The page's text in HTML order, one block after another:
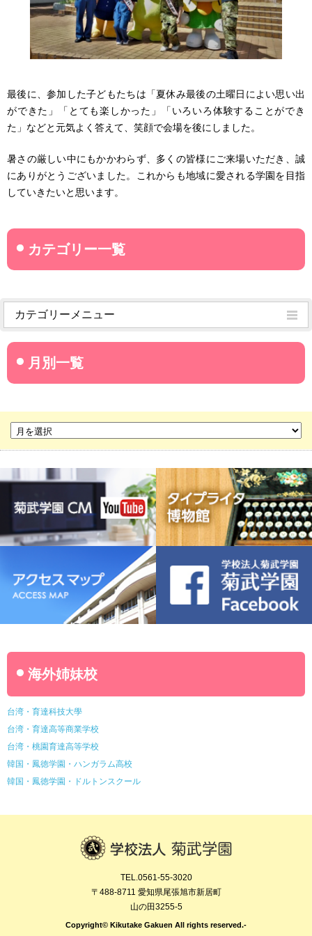
最後に、参加した子どもたちは「夏休み最後の土曜日によい思い出
ができた」「とても楽しかった」「いろいろ体験することができ
た」などと元気よく答えて、笑顔で会場を後にしました。
暑さの厳しい中にもかかわらず、多くの皆様にご来場いただき、誠
にありがとうございました。これからも地域に愛される学園を目指
していきたいと思います。
カテゴリーメニュー
菊武学園からのお知らせ
名古屋産業大学
菊華高等学校
菊武ビジネス専門学校
名古屋ウェディング＆フラワー・ビューティ学院
菊武幼稚園
稲葉保育園
海外姉妹校
台湾・育達科技大學
台湾・育達高等商業学校
台湾・桃園育達高等学校
韓国・鳳徳学園・ハンガラム高校
韓国・鳳徳学園・ドルトンスクール
TEL.0561-55-3020
〒488-8711 愛知県尾張旭市新居町
山の田3255-5
Copyright© Kikutake Gakuen All rights reserved.-